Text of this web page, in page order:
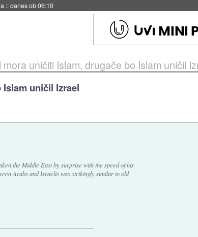
mora uničiti Islam, drugače bo Islam uničil
uničil Izrael
the Middle East by surprise with the speed of his
Arabs and Israelis was strikingly similar to old